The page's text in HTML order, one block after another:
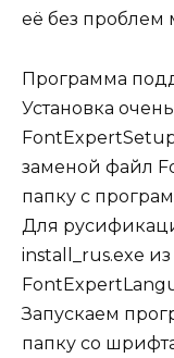
её без проблем
Программа
Установка
заменой файл
папку с
Для
install_rus.exe
Запускаем
папку со